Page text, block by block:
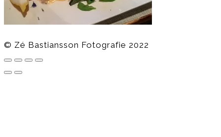
© Zé Bastiansson Fotografie 2022